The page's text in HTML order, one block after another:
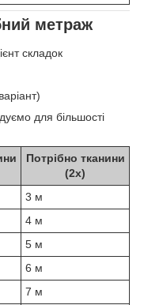
метраж
складок
для більшості
Потрібно тканини
(2x)
3 м
4 м
5 м
6 м
7 м